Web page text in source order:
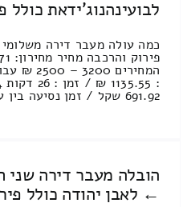
לבועינהנוג'ידאת כולל
כמה עולה מעבר דירה
המחירים
691.92 שקל / זמן נסיעה בין ערים 1 שעות , [...]
הובלה מעבר דירה שני
← לאבן יהודה כולל